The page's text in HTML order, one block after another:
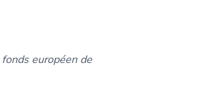
européen de